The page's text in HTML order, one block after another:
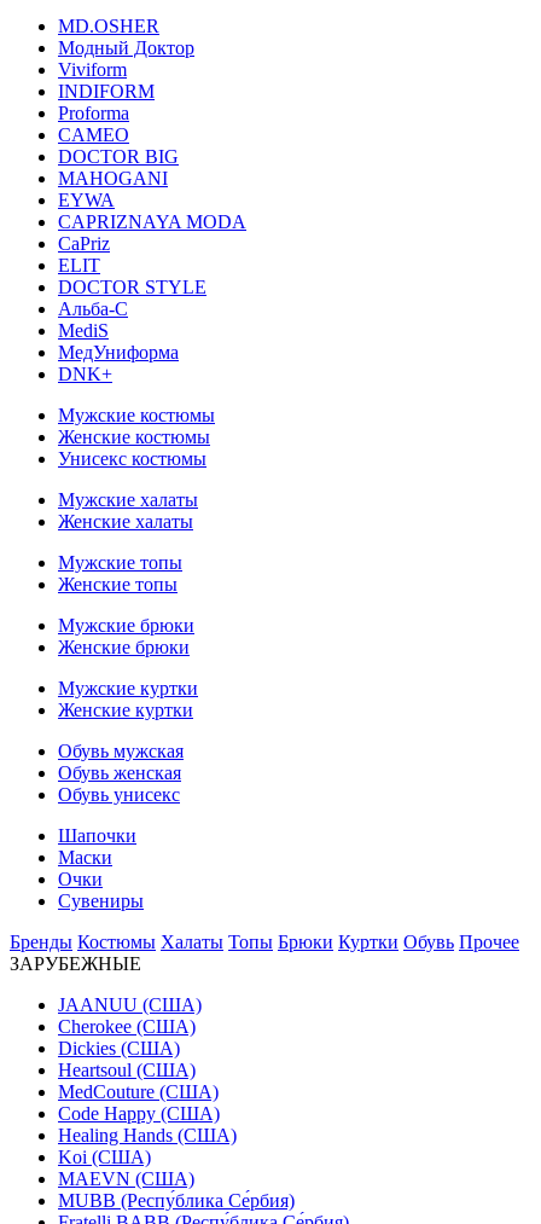
MD.OSHER
Модный Доктор
Viviform
INDIFORM
Proforma
CAMEO
DOCTOR BIG
MAHOGANI
EYWA
CAPRIZNAYA MODA
CaPriz
ELIT
DOCTOR STYLE
Альба-С
MediS
МедУниформа
DNK+
Мужские костюмы
Женские костюмы
Унисекс костюмы
Мужские халаты
Женские халаты
Мужские топы
Женские топы
Мужские брюки
Женские брюки
Мужские куртки
Женские куртки
Обувь мужская
Обувь женская
Обувь унисекс
Шапочки
Маски
Очки
Сувениры
Бренды Костюмы Халаты Топы Брюки Куртки Обувь Прочее
ЗАРУБЕЖНЫЕ
JAANUU (США)
Cherokee (США)
Dickies (США)
Heartsoul (США)
MedCouture (США)
Code Happy (США)
Healing Hands (США)
Koi (США)
MAEVN (США)
MUBB (Респу́блика Се́рбия)